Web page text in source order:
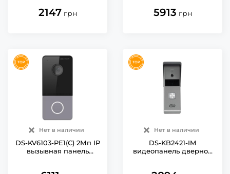
2147 грн 5913 грн
Нет в наличии
DS-KV6103-PE1(С) 2Мп IP
вызывная панель
Нет в наличии
DS-KB2421-IM
видеопанель дверной